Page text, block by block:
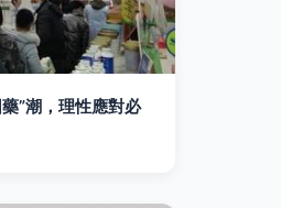
”潮，理性應對必